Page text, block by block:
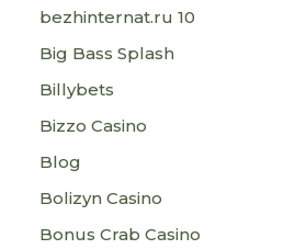
bezhinternat.ru 10
Big Bass Splash
Billybets
Bizzo Casino
Blog
Bolizyn Casino
Bonus Crab Casino